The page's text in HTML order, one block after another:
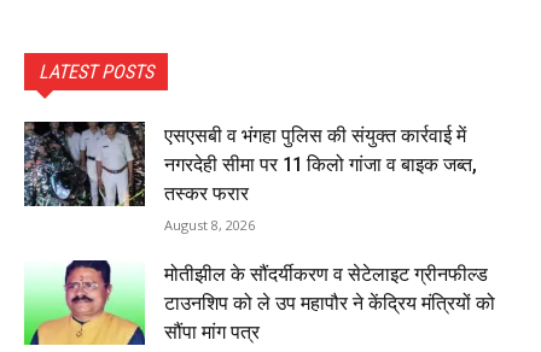
LATEST POSTS
एसएसबी व भंगहा पुलिस की संयुक्त कार्रवाई में
नगरदेही सीमा पर 11 किलो गांजा व बाइक जब्त,
तस्कर फरार
August 8, 2026
मोतीझील के सौंदर्यीकरण व सेटेलाइट ग्रीनफील्ड
टाउनशिप को ले उप महापौर ने केंद्रिय मंत्रियों को
सौंपा मांग पत्र